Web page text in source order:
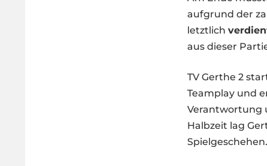
aufgrund der
letztlich
aus dieser
TV Gerthe 2
Teamplay und
Verantwortung
Halbzeit lag
Spielgeschehen.